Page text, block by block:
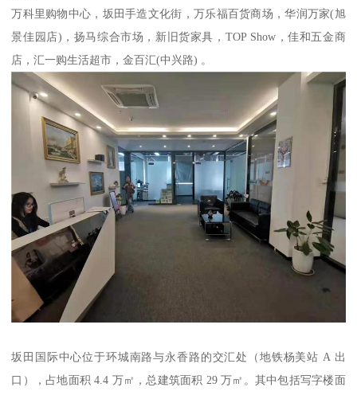
万科里购物中心，坂田手造文化街，万乐福百货商场，华润万家(旭
景佳园店)，扬马综合市场，新旧货家具，TOP Show，佳和五金商
店，汇一购生活超市，金百汇(中兴路) 。
坂田国际中心位于环城南路与永香路的交汇处（地铁杨美站 A 出
口），占地面积 4.4 万㎡，总建筑面积 29 万㎡。其中包括写字楼面